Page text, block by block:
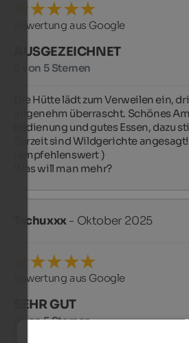
Bewertung aus Google
AUSGEZEICHNET
5 von 5 Sternen
Die Hütte lädt zum Verweilen ein,
angenehm überrascht. Schönes
Bedienung und gutes Essen, dazu
Zurzeit sind Wildgerichte angesagt!
(empfehlenswert )
Was will man mehr?
Tschuxxx- Oktober 2025
Bewertung aus Google
SEHR GUT
4 von 5 Sternen